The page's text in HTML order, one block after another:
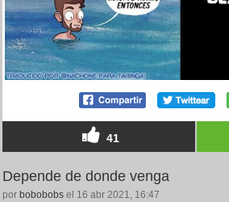
41
Depende de donde venga
por bobobobs el 16 abr 2021, 16:47